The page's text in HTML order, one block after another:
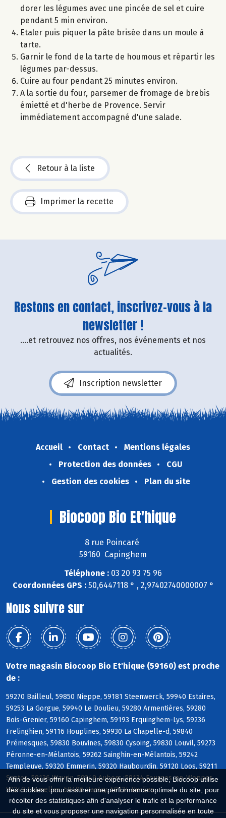
Afin de vous offrir la meilleure expérience possible, Biocoop utilise
des cookies : pour assurer une performance optimale du site, pour
récolter des statistiques afin d'analyser le trafic et la performance
du site et vous proposer une navigation personnalisée en toute
dorer les légumes avec une pincée de sel et cuire
pendant 5 min environ.
Etaler puis piquer la pâte brisée dans un moule à
tarte.
Garnir le fond de la tarte de houmous et répartir les
légumes par-dessus.
Cuire au four pendant 25 minutes environ.
A la sortie du four, parsemer de fromage de brebis
émietté et d'herbe de Provence. Servir
immédiatement accompagné d'une salade.
Retour à la liste
Imprimer la recette
Restons en contact, inscrivez-vous à la
newsletter !
....et retrouvez nos offres, nos événements et nos
actualités.
Inscription newsletter
Accueil Contact
Mentions légales
Protection des données
CGU
Gestion des cookies
Plan du site
Biocoop Bio Et'hique
8 rue Poincaré
59160 Capinghem
Téléphone : 03 20 93 75 96
Coordonnées GPS :50,6447118 ° , 2,97402740000007 °
Nous suivre sur
Votre magasin Biocoop Bio Et'hique (59160) est proche
de :
59270 Bailleul, 59850 Nieppe, 59181 Steenwerck, 59940 Estaires,
59253 La Gorgue, 59940 Le Doulieu, 59280 Armentières, 59280
Bois-Grenier, 59160 Capinghem, 59193 Erquinghem-Lys, 59236
Frelinghien, 59116 Houplines, 59930 La Chapelle-d, 59840
Prémesques, 59830 Bouvines, 59830 Cysoing, 59830 Louvil, 59273
Péronne-en-Mélantois, 59262 Sainghin-en-Mélantois, 59242
Templeuve, 59320 Emmerin, 59320 Haubourdin, 59120 Loos, 59211
Santes, 59136 Wavrin, 59249 Aubers, 59134 Fournes-en-Weppes,
59249 Fromelles, 59496 Hantay, 59134 Herlies